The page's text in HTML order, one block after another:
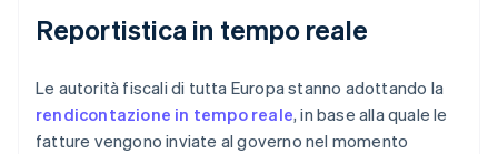
Reportistica in tempo reale
Le autorità fiscali di tutta Europa stanno adottando la
rendicontazione in tempo reale, in base alla quale le
fatture vengono inviate al governo nel momento